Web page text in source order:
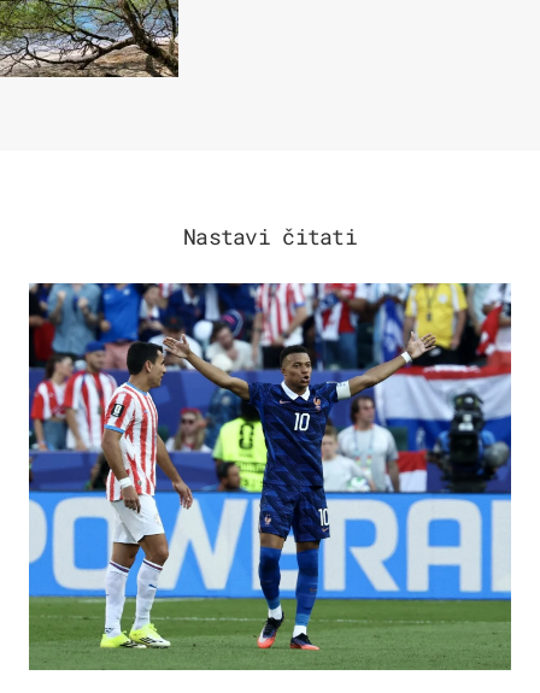
Nastavi čitati
SVJETSKO PRVENSTVO 2026